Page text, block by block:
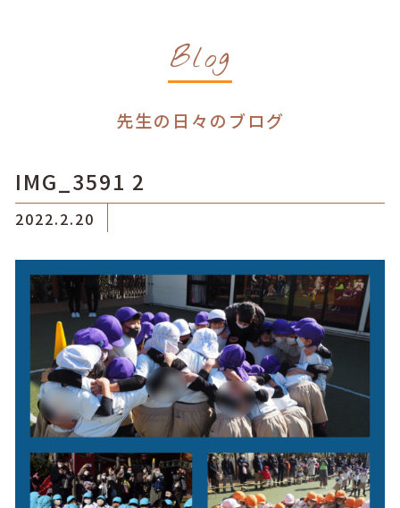
Blog
先生の日々のブログ
IMG_3591 2
2022.2.20